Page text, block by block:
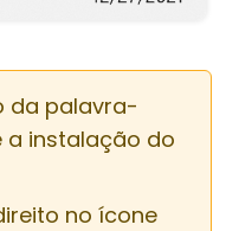
da palavra-
a instalação do
no ícone